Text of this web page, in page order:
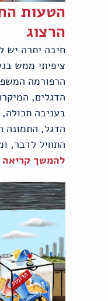
הטעות
הרצוג
חיבה יתרה יש
ציפיתי ממש
הרפורמה
הדגלים,
בעניבה
הדגל, התמונה
התחיל לדבר,
להמשך